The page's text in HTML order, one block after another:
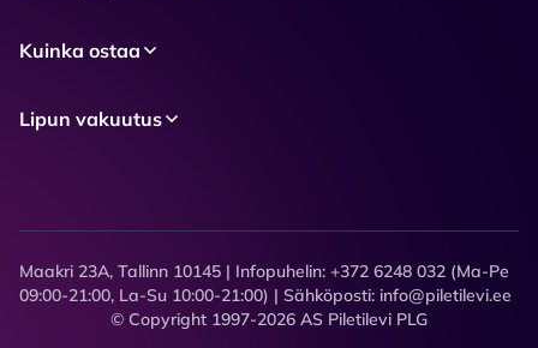
Kuinka ostaa
Lipun vakuutus
Maakri 23A, Tallinn 10145 | Infopuhelin: +372 6248 032 (Ma-Pe
09:00-21:00, La-Su 10:00-21:00) | Sähköposti: info@piletilevi.ee
© Copyright 1997-2026 AS Piletilevi PLG